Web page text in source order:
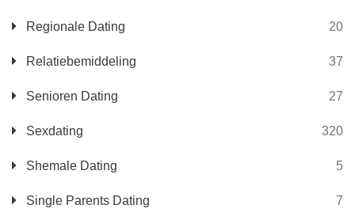
Regionale Dating 20
Relatiebemiddeling 37
Senioren Dating 27
Sexdating 320
Shemale Dating 5
Single Parents Dating 7